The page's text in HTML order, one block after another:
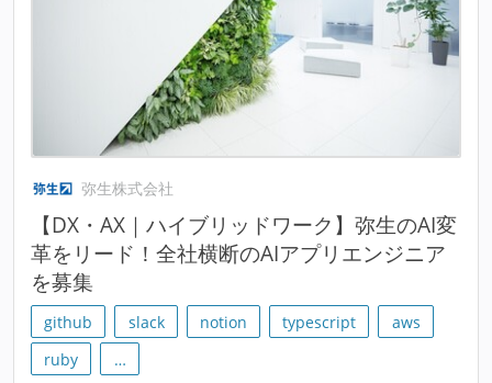
弥生株式会社
【DX・AX｜ハイブリッドワーク】弥生のAI変
革をリード！全社横断のAIアプリエンジニア
を募集
github slack notion typescript
aws
ruby
…